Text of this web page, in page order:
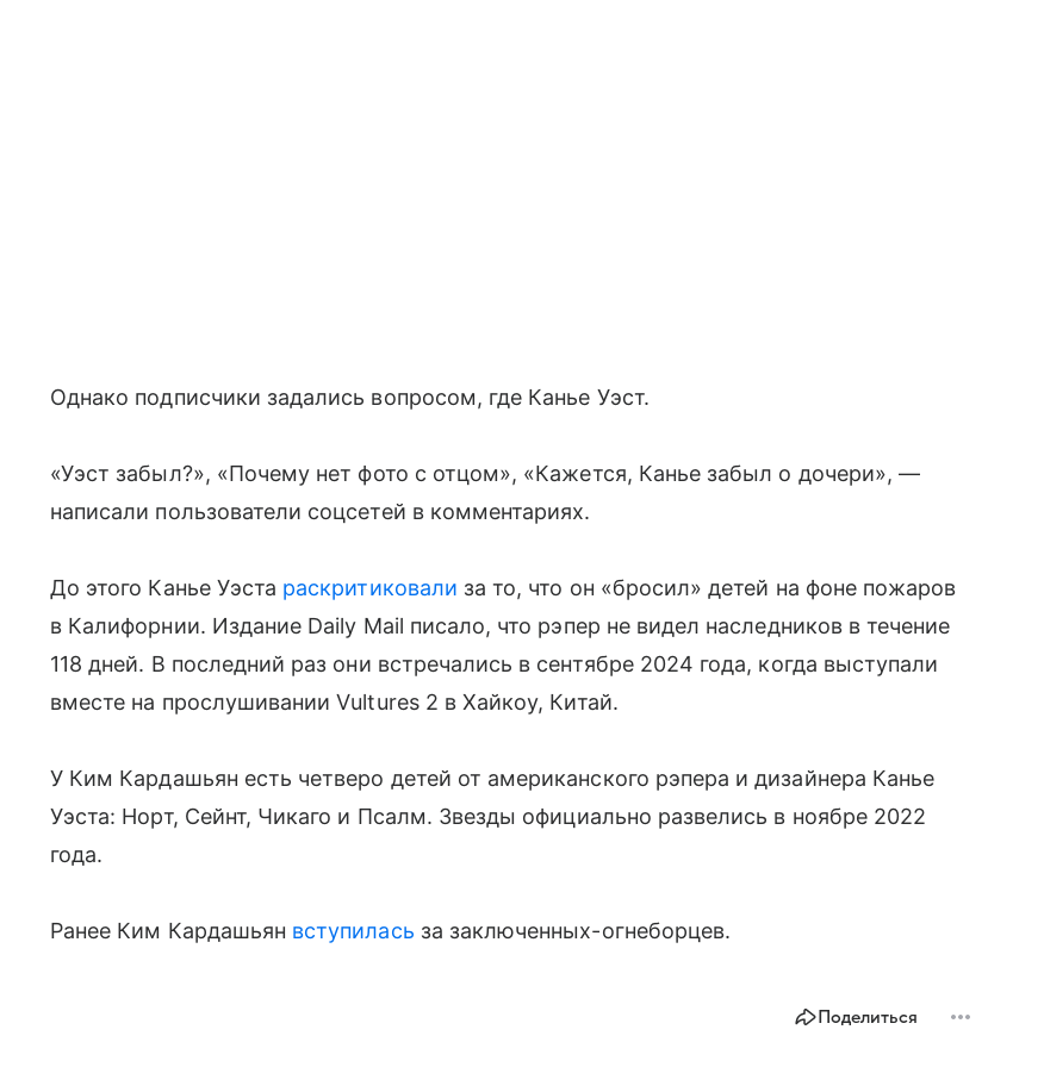
Однако подписчики задались вопросом, где Канье Уэст.
«Уэст забыл?», «Почему нет фото с отцом», «Кажется, Канье забыл о дочери», —
написали пользователи соцсетей в комментариях.
До этого Канье Уэста раскритиковали за то, что он «бросил» детей на фоне пожаров
в Калифорнии. Издание Daily Mail писало, что рэпер не видел наследников в течение
118 дней. В последний раз они встречались в сентябре 2024 года, когда выступали
вместе на прослушивании Vultures 2 в Хайкоу, Китай.
У Ким Кардашьян есть четверо детей от американского рэпера и дизайнера Канье
Уэста: Норт, Сейнт, Чикаго и Псалм. Звезды официально развелись в ноябре 2022
года.
Ранее Ким Кардашьян вступилась за заключенных-огнеборцев.
Поделиться